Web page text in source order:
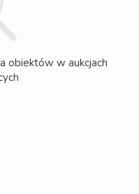
obiektów w aukcjach